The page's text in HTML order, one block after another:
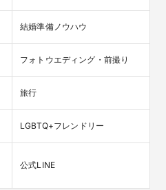
結婚準備ノウハウ
フォトウエディング・前撮り
旅行
LGBTQ+フレンドリー
公式LINE